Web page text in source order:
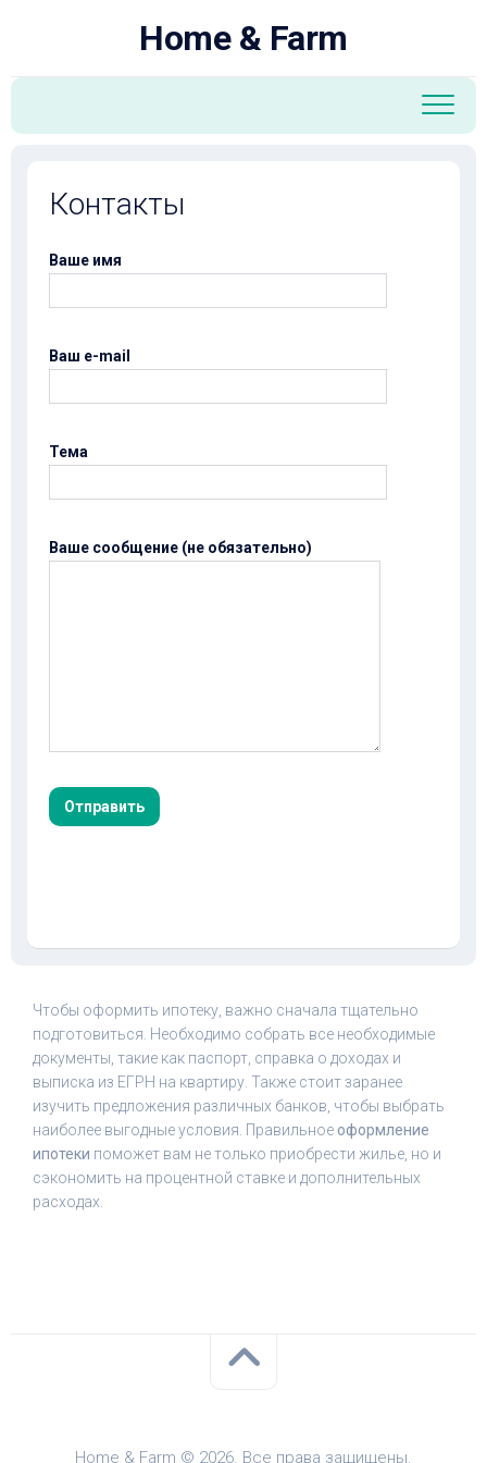
Home & Farm
Контакты
Ваше имя
Ваш e-mail
Тема
Ваше сообщение (не обязательно)
Чтобы оформить ипотеку, важно сначала тщательно
подготовиться. Необходимо собрать все необходимые
документы, такие как паспорт, справка о доходах и
выписка из ЕГРН на квартиру. Также стоит заранее
изучить предложения различных банков, чтобы выбрать
наиболее выгодные условия. Правильное оформление
ипотеки поможет вам не только приобрести жилье, но и
сэкономить на процентной ставке и дополнительных
расходах.
Home & Farm © 2026. Все права защищены.